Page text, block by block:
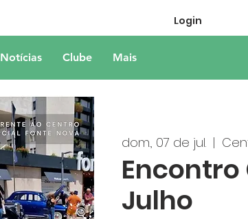
Login
Notícias Clube Mais
dom., 07 de jul.
  |
Julho